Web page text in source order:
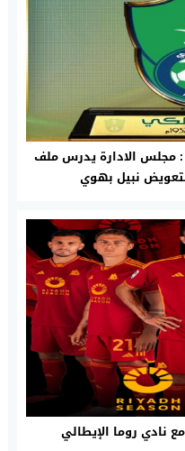
: مجلس الادارة يدرس ملف
نبيل بهوي
نادي روما الإيطالي